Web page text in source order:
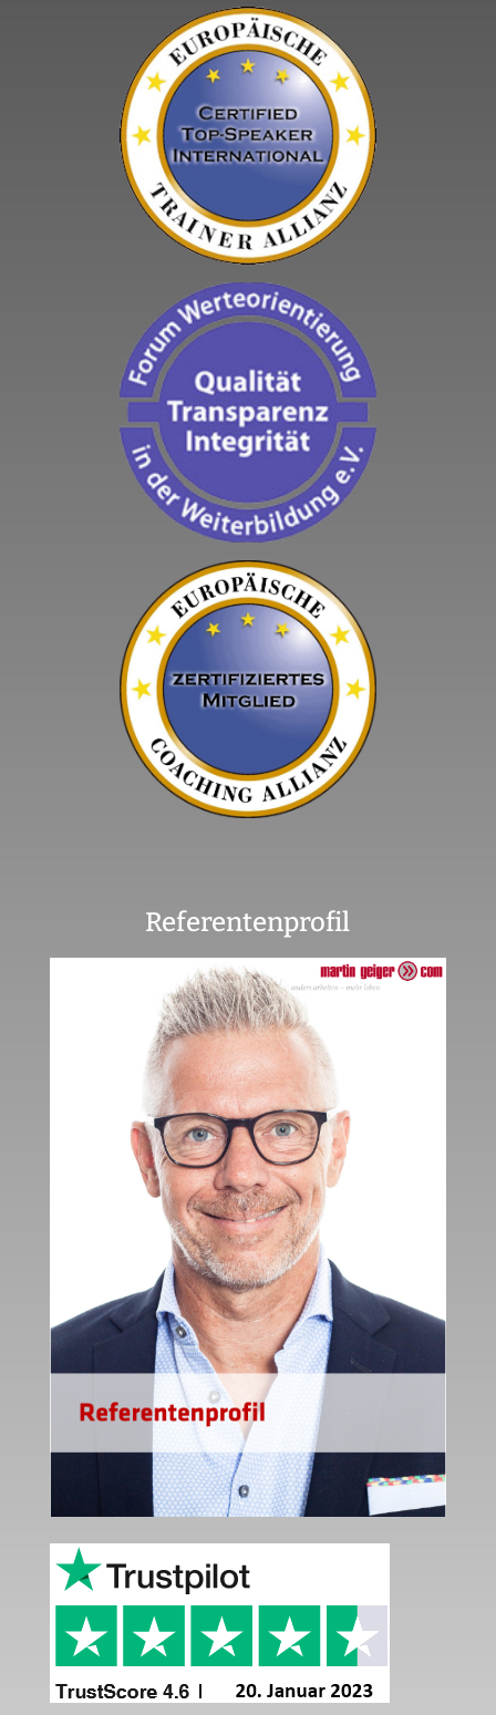
Referentenprofil